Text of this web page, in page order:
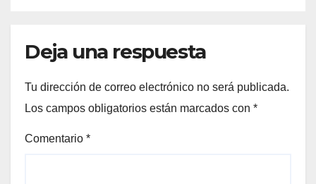
Deja una respuesta
Tu dirección de correo electrónico no será publicada.
Los campos obligatorios están marcados con *
Comentario *